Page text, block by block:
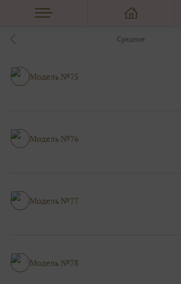
Средние
Модель №75
Модель №76
Модель №77
Модель №78